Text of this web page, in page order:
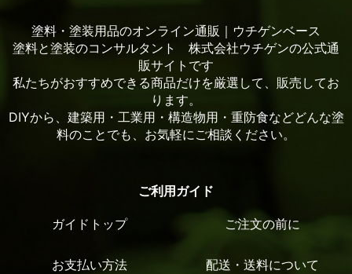
塗料・塗装用品のオンライン通販｜ウチゲンベース
塗料と塗装のコンサルタント 株式会社ウチゲンの公式通
販サイトです
私たちがおすすめできる商品だけを厳選して、販売してお
ります。
DIYから、建築用・工業用・構造物用・重防食などどんな塗
料のことでも、お気軽にご相談ください。
ご利用ガイド
ガイドトップ ご注文の前に
お支払い方法 配送・送料について